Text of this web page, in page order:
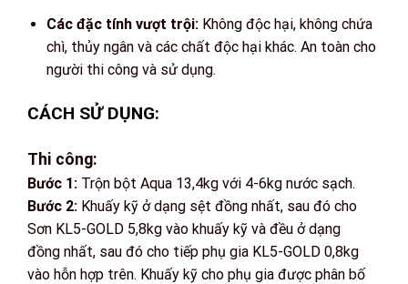
Các đặc tính vượt trội:Không độc hại, không chứa
chì, thủy ngân và các chất độc hại khác. An toàn cho
người thi công và sử dụng.
CÁCH SỬ DỤNG:
Thi công:
Bước 1: Trộn bột Aqua 13,4kg với 4-6kg nước sạch.
Bước 2: Khuấy kỹ ở dạng sệt đồng nhất, sau đó cho
Sơn KL5-GOLD 5,8kg vào khuấy kỹ và đều ở dạng
đồng nhất, sau đó cho tiếp phụ gia KL5-GOLD 0,8kg
vào hỗn hợp trên. Khuấy kỹ cho phụ gia được phân bố